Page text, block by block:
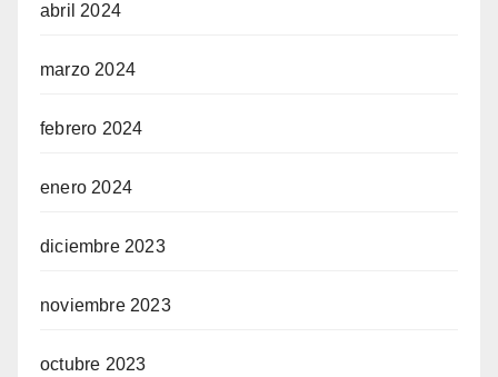
abril 2024
marzo 2024
febrero 2024
enero 2024
diciembre 2023
noviembre 2023
octubre 2023